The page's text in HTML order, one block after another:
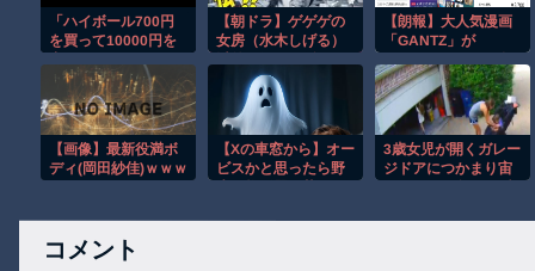
「ハイボール700円
を買って10000円を
8300円だった『9300
円ですよね？』と言
ったら『8300円で合
ってますよ」と言わ
れた」
【朝ドラ】ゲゲゲの
女房（水木しげる）
ラマ作れるって言う
と誰だろうね
【朗報】大人気漫画
「GANTZ」が
巻100円ｗｗｗｗｗ
ｗ
【画像】最新役満ボ
ディ(岡田紗佳)ｗｗｗ
【Xの車窓から】オー
ビスかと思ったら野
3歳女児が開くガレー
ジドアにつかまり宙
コメント